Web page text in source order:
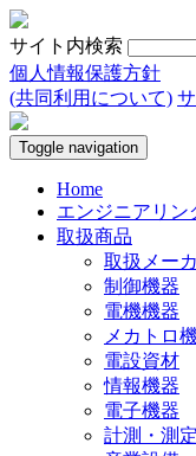
サイト内検索
個人情報保護方針
(共同利用について)
Toggle navigation
Home
エンジニアリン
取扱商品
取扱メー
制御機器
電機機器
メカトロ
電設資材
情報機器
電子機器
計測・測